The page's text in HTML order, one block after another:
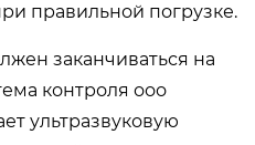
правильной погрузке.
заканчиваться на
контроля ооо
ультразвуковую